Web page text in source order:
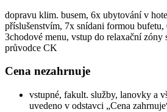
dopravu klim. busem, 6x ubytování v
příslušenstvím, 7x snídani formou
3chodové menu, vstup do relaxační zóny
průvodce CK
Cena nezahrnuje
vstupné, fakult. služby, lanovky a
uvedeno v odstavci „Cena